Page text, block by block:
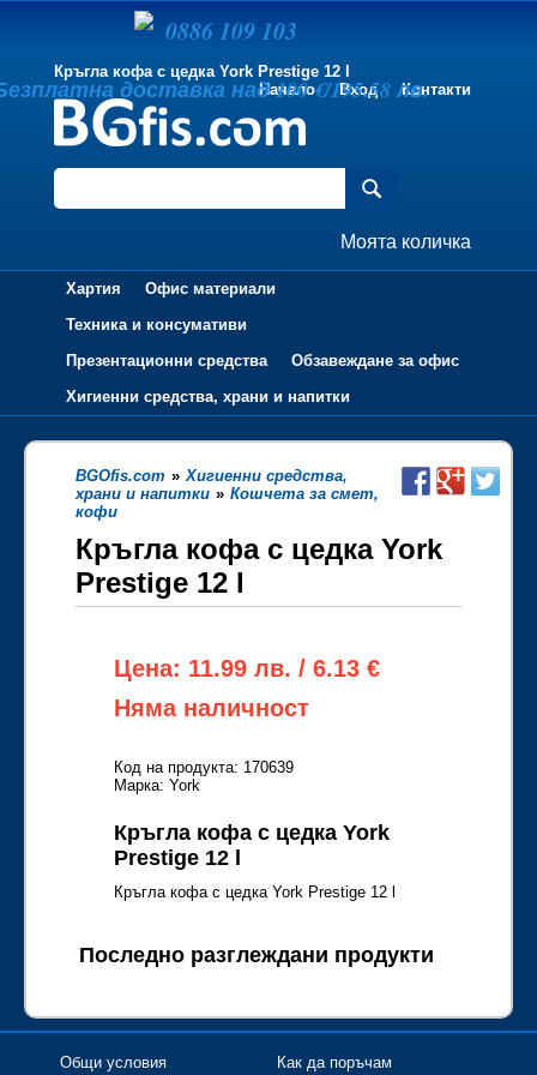
Кръгла кофа с цедка York Prestige 12 l
Начало
Вход Контакти
Моята количка
Хартия
Офис материали
Техника и консумативи
Презентационни средства
Обзавеждане за офис
Хигиенни средства, храни и напитки
BGOfis.com » Хигиенни средства,
храни и напитки » Кошчета за смет,
кофи
Кръгла кофа с цедка York
Prestige 12 l
Цена: 11.99 лв. / 6.13 €
Няма наличност
Код на продукта: 170639
Марка: York
Кръгла кофа с цедка York
Prestige 12 l
Кръгла кофа с цедка York Prestige 12 l
Последно разглеждани продукти
0886 109 103
доставка над 100 €/195.58 лв.
Общи условия Как да поръчам